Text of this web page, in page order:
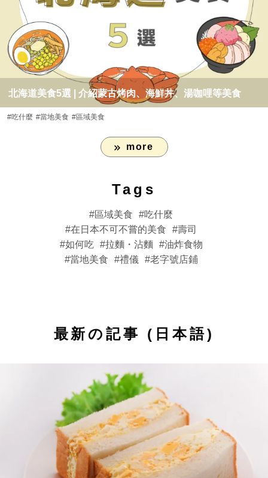
北海道美食5選 | 介紹蒙古烤肉、海鮮丼、湯咖哩等美食
#吃什麼 #當地美食 #區域美食
more
Tags
區域美食
吃什麼
在日本不可不嘗的美食
壽司
如何吃
拉麵・沾麵
油炸食物
當地美食
禮儀 老字號店鋪
最新の記事 (日本語)